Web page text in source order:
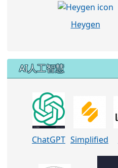
Heygen
AI人工智慧
ChatGPT Simplified